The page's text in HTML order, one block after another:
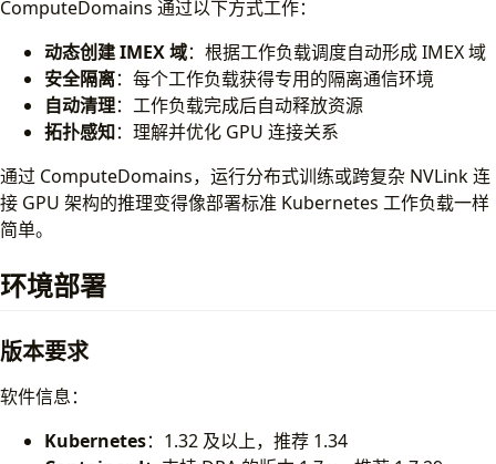
ComputeDomains 通过以下方式工作：
动态创建 IMEX 域：根据工作负载调度自动形成 IMEX 域
安全隔离：每个工作负载获得专用的隔离通信环境
自动清理：工作负载完成后自动释放资源
拓扑感知：理解并优化 GPU 连接关系
通过 ComputeDomains，运行分布式训练或跨复杂 NVLink 连
接 GPU 架构的推理变得像部署标准 Kubernetes 工作负载一样
简单。
环境部署
版本要求
软件信息：
Kubernetes：1.32 及以上，推荐 1.34